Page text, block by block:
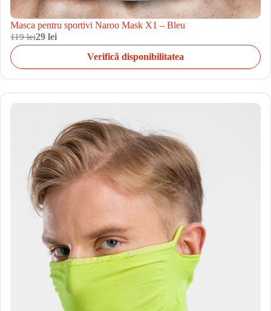
Masca pentru sportivi Naroo Mask X1 – Bleu
119 lei29 lei
Verifică disponibilitatea